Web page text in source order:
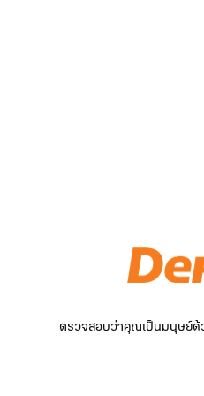
ตรวจสอบว่าคุณเป็นมนุษย์ด้